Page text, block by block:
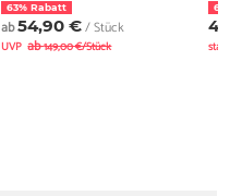
63% Rabatt
ab54,90 €/ Stück
UVP ab149,00 €/Stück
67%
statt